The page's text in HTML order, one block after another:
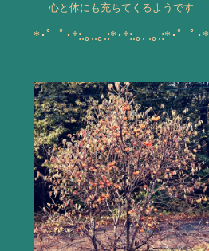
心と体にも充ちてくるようです
*･゜ﾟ･*:.｡..｡.:*･*:.｡. .｡.:*･゜ﾟ･*